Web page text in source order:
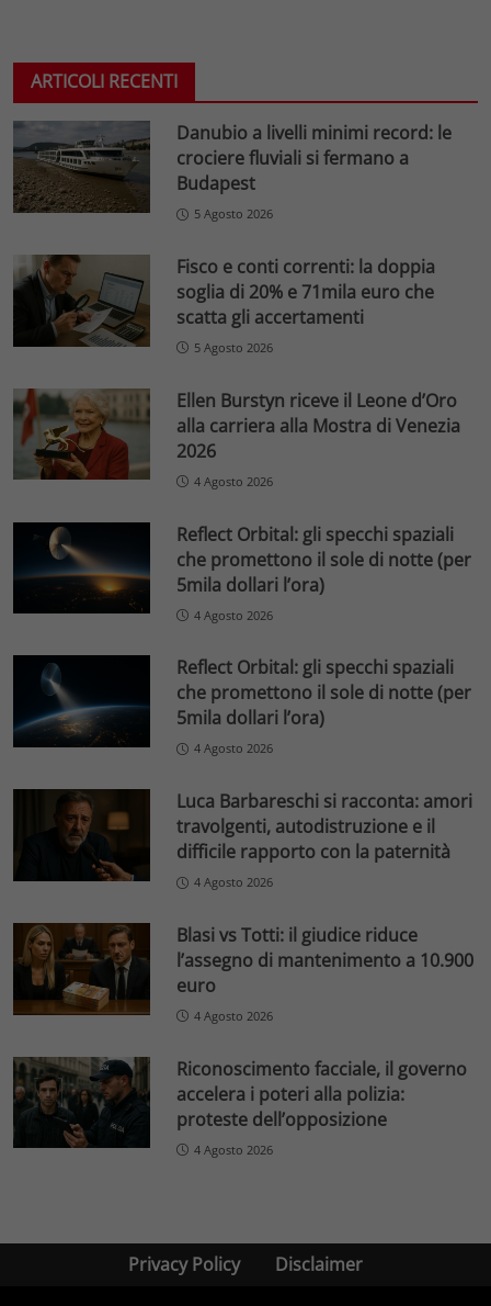
ARTICOLI RECENTI
Danubio a livelli minimi record: le
crociere fluviali si fermano a
Budapest
5 Agosto 2026
Fisco e conti correnti: la doppia
soglia di 20% e 71mila euro che
scatta gli accertamenti
5 Agosto 2026
Ellen Burstyn riceve il Leone d’Oro
alla carriera alla Mostra di Venezia
2026
4 Agosto 2026
Reflect Orbital: gli specchi spaziali
che promettono il sole di notte (per
5mila dollari l’ora)
4 Agosto 2026
Reflect Orbital: gli specchi spaziali
che promettono il sole di notte (per
5mila dollari l’ora)
4 Agosto 2026
Luca Barbareschi si racconta: amori
travolgenti, autodistruzione e il
difficile rapporto con la paternità
4 Agosto 2026
Blasi vs Totti: il giudice riduce
l’assegno di mantenimento a 10.900
euro
4 Agosto 2026
Riconoscimento facciale, il governo
accelera i poteri alla polizia:
proteste dell’opposizione
4 Agosto 2026
Privacy Policy Disclaimer